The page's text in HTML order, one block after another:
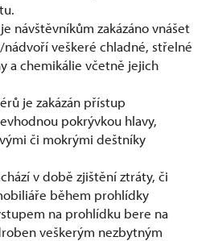
návštěvníkům zakázáno vnášet
veškeré chladné, střelné
a chemikálie včetně jejich
je zakázán přístup
pokrývkou hlavy,
či mokrými deštníky
v době zjištění ztráty, či
během prohlídky
na prohlídku bere na
veškerým nezbytným